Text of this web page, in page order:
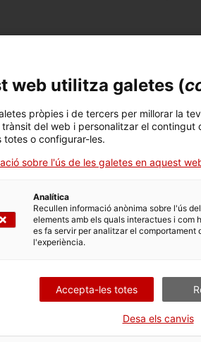
materials.
i productes similars.
que no estiguin vinculats
llarg de l’any 2022 però sempre en
en forma d’agrupació:
sempre que s’hagin constituït o hagin
web utilitza galetes (
pròpies i de tercers per millorar la
del web i personalitzar el contingut
totes o configurar-les.
sobre l'ús de les galetes en aquest
Analítica
Recullen informació anònima sobre l'ús
elements amb els quals interactues i com
es fa servir per analitzar el comportament
l'experiència.
Accepta-les totes
Desa els canvis